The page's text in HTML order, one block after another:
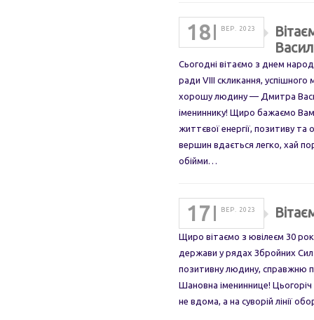
18 ВЕР. 2023
Сьогодні вітаємо з днем
ради VIII скликання,
хорошу людину — Дмитра
імениннику! Щиро бажаємо
життєвої енергії, позитиву
вершин вдається легко, хай
обійми…
17 ВЕР. 2023
Щиро вітаємо з ювілеєм 30
держави у рядах Збройних Сил
позитивну людину, справжню
Шановна імениннице! Цьогоріч
не вдома, а на суворій лінії